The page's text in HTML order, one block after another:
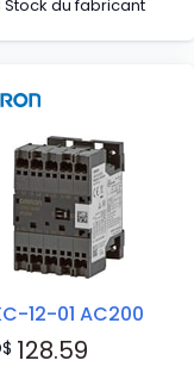
67.5 x 45 x 46 mm
Stock du fabricant
12-01 AC200
$ 128.59